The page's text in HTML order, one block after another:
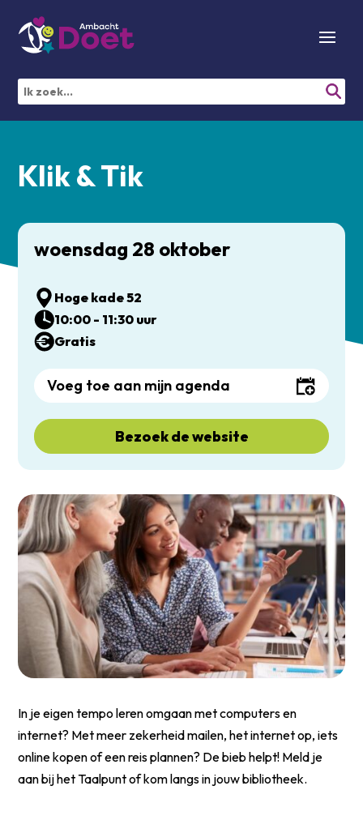
Klik & Tik
In je eigen tempo leren omgaan met computers en
internet? Met meer zekerheid mailen, het internet op, iets
online kopen of een reis plannen? De bieb helpt! Meld je
aan bij het Taalpunt of kom langs in jouw bibliotheek.
woensdag 28 oktober
Hoge kade 52
10:00 - 11:30 uur
Gratis
Voeg toe aan mijn agenda
Bezoek de website